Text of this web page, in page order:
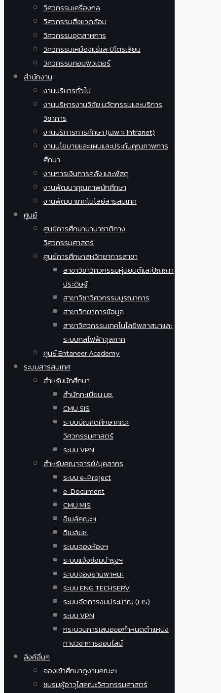
วิศวกรรมเครื่องกล
วิศวกรรมสิ่งแวดล้อม
วิศวกรรมอุตสาหการ
วิศวกรรมเหมืองแร่และปิโตรเลียม
วิศวกรรมคอมพิวเตอร์
สำนักงาน
งานบริหารทั่วไป
งานบริหารงานวิจัย นวัตกรรมและบริการ
วิชาการ
งานบริการการศึกษา (เฉพาะ Intranet)
งานนโยบายและแผนและประกันคุณภาพการ
ศึกษา
งานการเงินการคลัง และพัสดุ
งานพัฒนาคุณภาพนักศึกษา
งานพัฒนาเทคโนโลยีสารสนเทศ
ศูนย์
ศูนย์การศึกษานานาชาติทาง
วิศวกรรมศาสตร์
ศูนย์การศึกษาสหวิทยาการสาขา
สาขาวิชาวิศวกรรมหุ่นยนต์และปัญญา
ประดิษฐ์
สาขาวิชาวิศวกรรมบูรณาการ
สาขาวิทยาการข้อมูล
สาขาวิศวกรรมเทคโนโลยีพลาสมาและ
ระบบกลไฟฟ้าจุลภาค
ศูนย์ Entaneer Academy
ระบบสารสนเทศ
สำหรับนักศึกษา
สำนักทะเบียน มช.
CMU SIS
ระบบบัณฑิตศึกษาคณะ
วิศวกรรมศาสตร์
ระบบ VPN
สำหรับคณาจารย์/บุคลากร
ระบบ e-Project
e-Document
CMU MIS
อีเมล์คณะฯ
อีเมล์มช.
ระบบจองห้องฯ
ระบบแจ้งซ่อมบำรุงฯ
ระบบจองยานพาหนะ
ระบบ ENG TECHSERV
ระบบจัดการงบประมาณ (FIS)
ระบบ VPN
กระบวนการเสนอขอกำหนดตำแหน่ง
ทางวิชาการออนไลน์
ลิงค์อื่นๆ
จองเข้าศึกษาดูงานคณะฯ
ชมรมผู้อาวุโสคณะวิศวกรรมศาสตร์